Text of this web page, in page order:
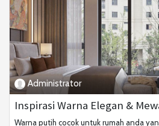
Administrator
Inspirasi Warna Elegan &
Warna putih cocok untuk rumah anda